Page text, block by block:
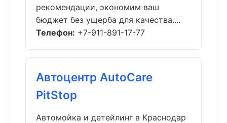
рекомендации, экономим ваш
бюджет без ущерба для качества....
Телефон: +7-911-891-17-77
Автоцентр AutoCare
PitStop
Автомойка и детейлинг в Краснодар